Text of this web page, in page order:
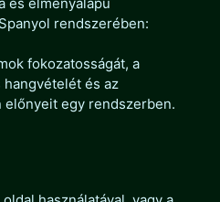
rendszerében:
fokozatosságát, a
hangvételét és az
egy rendszerben.